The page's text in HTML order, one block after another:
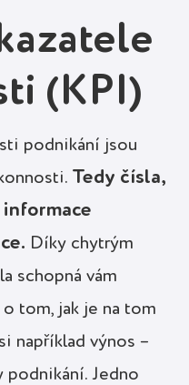
(KPI)
podnikání jsou
Tedy čísla,
Díky chytrým
schopná vám
tom, jak je na tom
například výnos –
podnikání. Jedno